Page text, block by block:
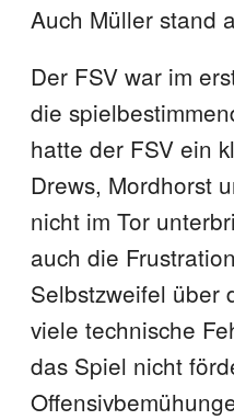
Auch Müller stand
Der FSV war im
die
hatte der FSV ein
Drews, Mordhorst
nicht im Tor
auch die
Selbstzweifel über
viele technische
das Spiel nicht